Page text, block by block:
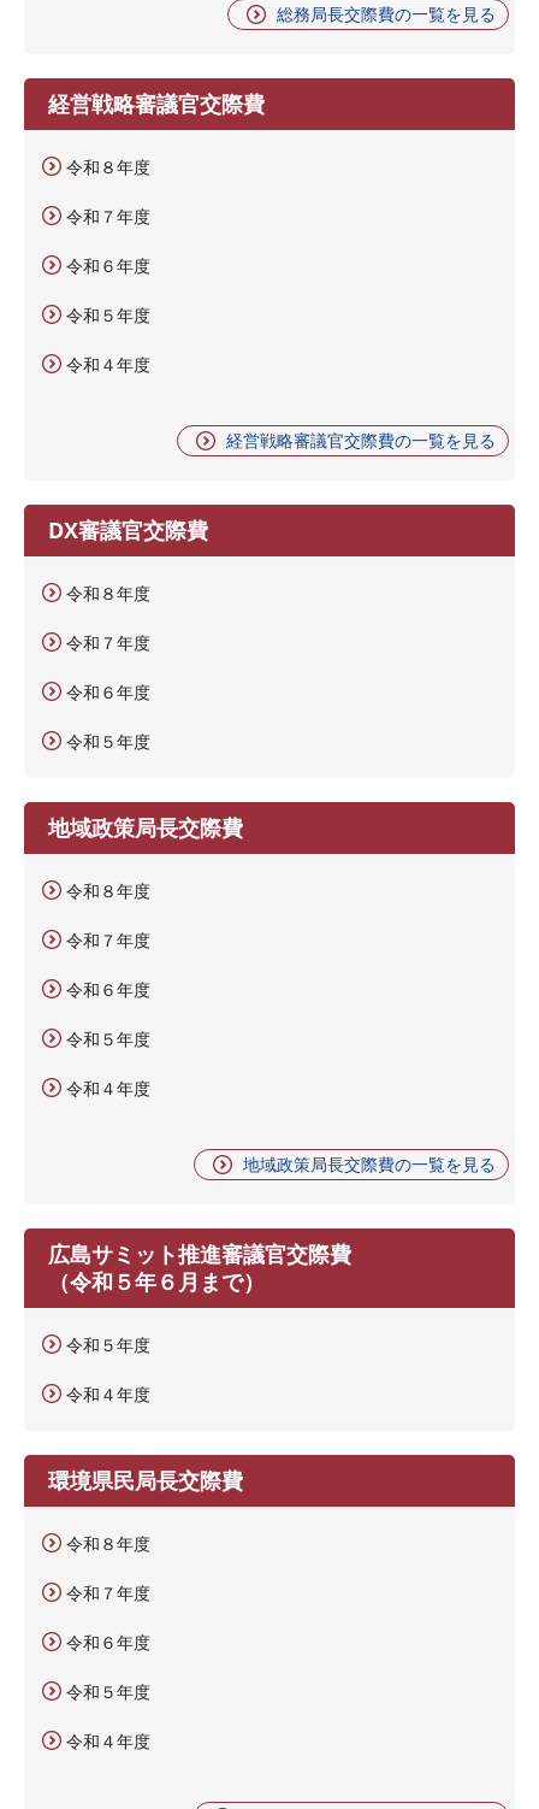
総務局長交際費の一覧を見る
経営戦略審議官交際費
令和８年度
令和７年度
令和６年度
令和５年度
令和４年度
経営戦略審議官交際費の一覧を見る
DX審議官交際費
令和８年度
令和７年度
令和６年度
令和５年度
地域政策局長交際費
令和８年度
令和７年度
令和６年度
令和５年度
令和４年度
地域政策局長交際費の一覧を見る
広島サミット推進審議官交際費
（令和５年６月まで）
令和５年度
令和４年度
環境県民局長交際費
令和８年度
令和７年度
令和６年度
令和５年度
令和４年度